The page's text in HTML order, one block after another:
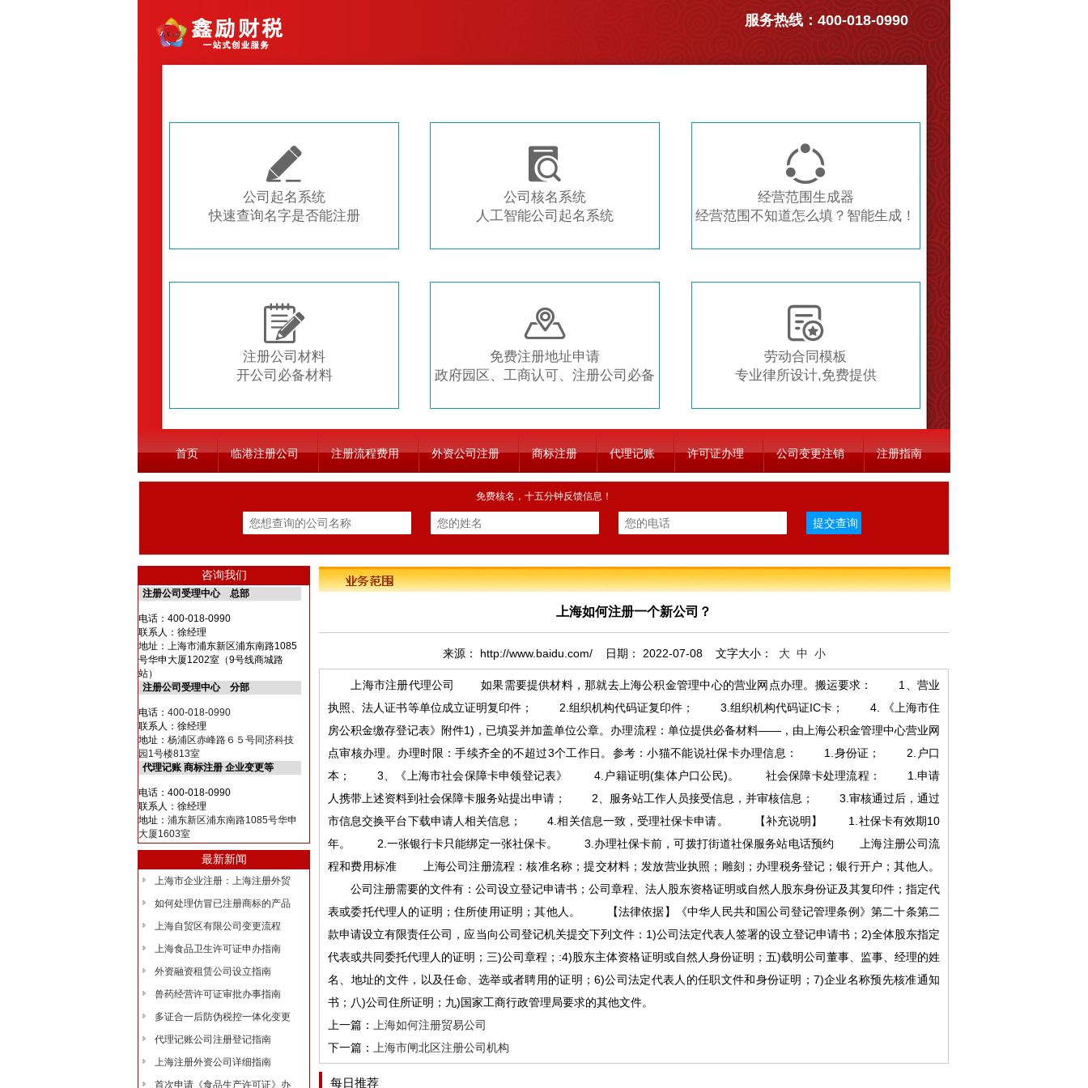

公司起名系统
快速查询名字是否能注册

公司核名系统
人工智能公司起名系统

经营范围生成器
经营范围不知道怎么填？智能生成！

注册公司材料
开公司必备材料

免费注册地址申请
政府园区、工商认可、注册公司必备

劳动合同模板
专业律所设计,免费提供
服务热线：400-018-0990
首页 临港注册公司 注册流程费用 外资公司注册 商标注册 代理记账 许可证办理 公司变更注销 注册指南
免费核名，十五分钟反馈信息！
咨询我们
注册公司受理中心 总部
电话： 400-018-0990
联系人：徐经理
地址：上海市浦东新区浦东南路1085
号华申大厦1202室（9号线商城路
站）
注册公司受理中心 分部
电话： 400-018-0990
联系人：徐经理
地址： 杨浦区赤峰路６５号同济科技
园1号楼813室
代理记账 商标注册 企业变更等
电话：400-018-0990
联系人：徐经理
地址： 浦东新区浦东南路1085号华申
大厦1603室
最新新闻
上海市企业注册：上海注册外贸
如何处理仿冒已注册商标的产品
上海自贸区有限公司变更流程
上海食品卫生许可证申办指南
外资融资租赁公司设立指南
兽药经营许可证审批办事指南
多证合一后防伪税控一体化变更
代理记账公司注册登记指南
上海注册外资公司详细指南
首次申请《食品生产许可证》办
上海如何注册一个新公司？
来源： http://www.baidu.com/日期： 2022-07-08文字大小： 大 中 小
上海市注册代理公司 如果需要提供材料，那就去上海公积金管理中心的营业网点办理。搬运要求： 1、营业
执照、法人证书等单位成立证明复印件； 2.组织机构代码证复印件； 3.组织机构代码证IC卡； 4. 《上海市住
房公积金缴存登记表》附件1)，已填妥并加盖单位公章。办理流程：单位提供必备材料——，由上海公积金管理中心营业网
点审核办理。办理时限：手续齐全的不超过3个工作日。参考：小猫不能说社保卡办理信息： 1.身份证； 2.户口
本； 3、《上海市社会保障卡申领登记表》 4.户籍证明(集体户口公民)。 社会保障卡处理流程： 1.申请
人携带上述资料到社会保障卡服务站提出申请； 2、服务站工作人员接受信息，并审核信息； 3.审核通过后，通过
市信息交换平台下载申请人相关信息； 4.相关信息一致，受理社保卡申请。 【补充说明】 1.社保卡有效期10
年。 2.一张银行卡只能绑定一张社保卡。 3.办理社保卡前，可拨打街道社保服务站电话预约 上海注册公司流
程和费用标准 上海公司注册流程：核准名称；提交材料；发放营业执照；雕刻；办理税务登记；银行开户；其他人。
公司注册需要的文件有：公司设立登记申请书；公司章程、法人股东资格证明或自然人股东身份证及其复印件；指定代
表或委托代理人的证明；住所使用证明；其他人。 【法律依据】《中华人民共和国公司登记管理条例》第二十条第二
款申请设立有限责任公司，应当向公司登记机关提交下列文件：1)公司法定代表人签署的设立登记申请书；2)全体股东指定
代表或共同委托代理人的证明；三)公司章程；:4)股东主体资格证明或自然人身份证明；五)载明公司董事、监事、经理的姓
名、地址的文件，以及任命、选举或者聘用的证明；6)公司法定代表人的任职文件和身份证明；7)企业名称预先核准通知
书；八)公司住所证明；九)国家工商行政管理局要求的其他文件。
上一篇：
上海如何注册贸易公司
下一篇：
上海市闸北区注册公司机构
每日推荐